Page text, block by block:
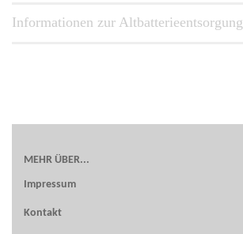
Informationen zur Altbatterieentsorgung
MEHR ÜBER...
Impressum
Kontakt